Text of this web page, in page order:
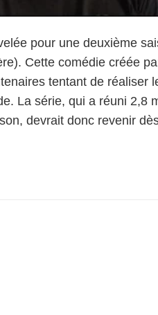
pour une deuxième
Cette comédie créée
tentant de réaliser
La série, qui a réuni 2,8
devrait donc revenir